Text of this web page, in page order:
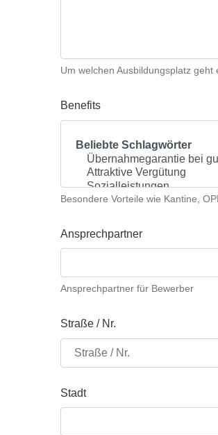
Um welchen Ausbildungsplatz geht
Benefits
Besondere Vorteile wie Kantine,
Ansprechpartner
Ansprechpartner für Bewerber
Straße / Nr.
Stadt